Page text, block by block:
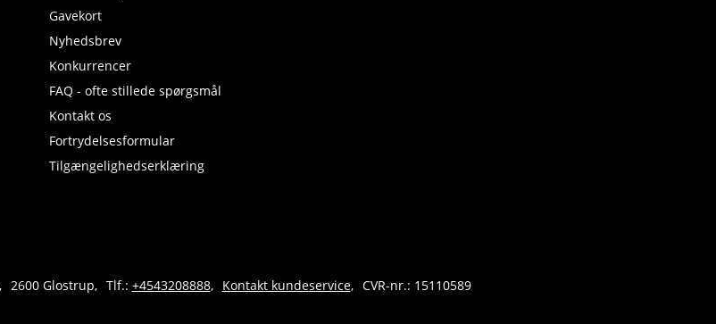
Gavekort
Nyhedsbrev
Konkurrencer
FAQ - ofte stillede spørgsmål
Kontakt os
Fortrydelsesformular
Tilgængelighedserklæring
2600 Glostrup Tlf.: +4543208888 Kontakt kundeservice CVR-nr.: 15110589